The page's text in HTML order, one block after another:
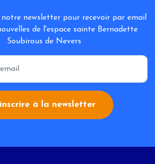
newsletter pour recevoir par email
de l'espace sainte Bernadette
Soubirous de Nevers
*
à la newsletter